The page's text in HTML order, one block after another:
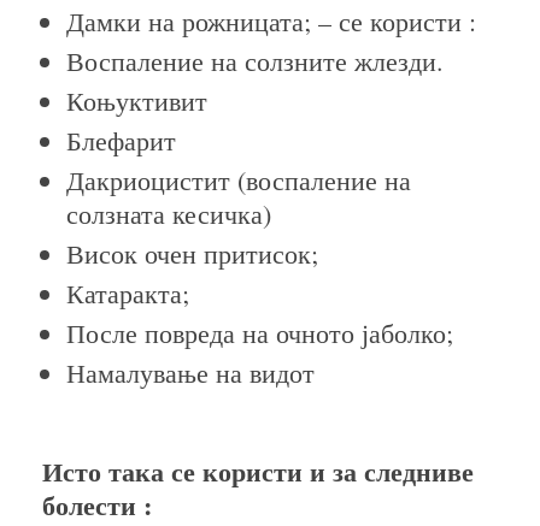
Дамки на рожницата; – се користи :
Воспаление на солзните жлезди.
Коњуктивит
Блефарит
Дакриоцистит (воспаление на
солзната кесичка)
Висок очен притисок;
Катаракта;
После повреда на очното јаболко;
Намалување на видот
Исто така се користи и за следниве
болести :